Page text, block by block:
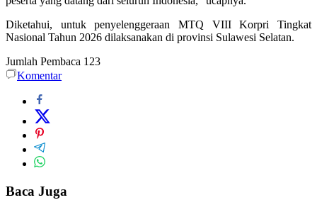
Diketahui, untuk penyelenggeraan MTQ VIII Korpri Tingkat
Nasional Tahun 2026 dilaksanakan di provinsi Sulawesi Selatan.
Jumlah Pembaca 123
Komentar
Baca Juga